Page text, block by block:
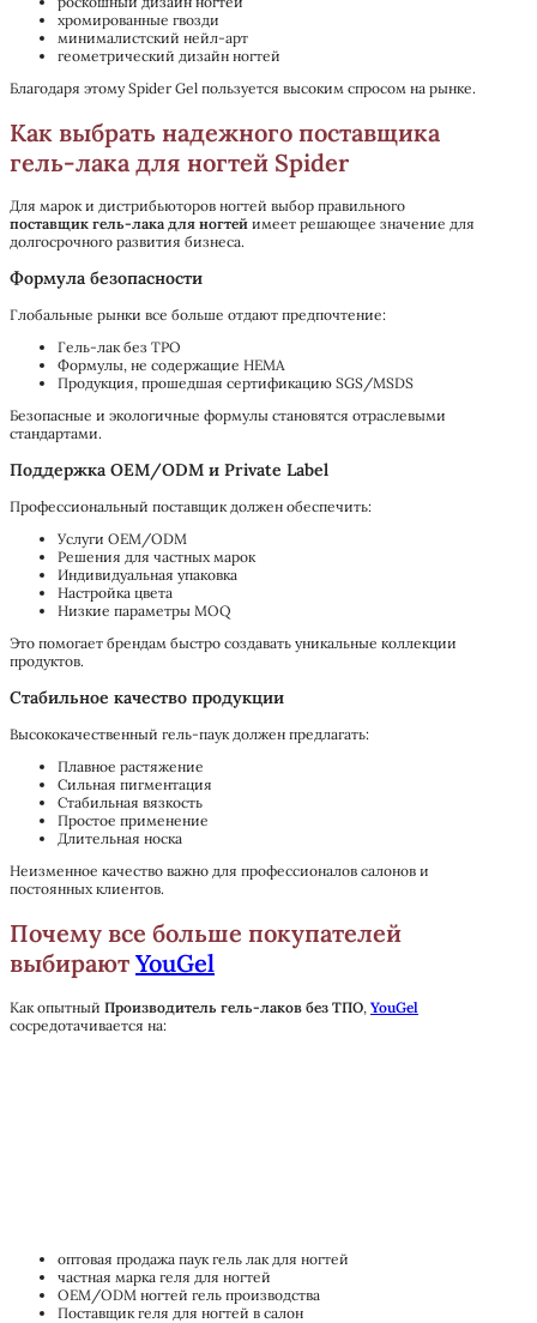
хромированные гвозди
минималистский нейл-арт
геометрический дизайн ногтей
Благодаря этому Spider Gel пользуется высоким спросом на рынке.
Как выбрать надежного поставщика
гель-лака для ногтей Spider
Для марок и дистрибьюторов ногтей выбор правильного
поставщик гель-лака для ногтей имеет решающее значение для
долгосрочного развития бизнеса.
Формула безопасности
Глобальные рынки все больше отдают предпочтение:
Гель-лак без TPO
Формулы, не содержащие HEMA
Продукция, прошедшая сертификацию SGS/MSDS
Безопасные и экологичные формулы становятся отраслевыми
стандартами.
Поддержка OEM/ODM и Private Label
Профессиональный поставщик должен обеспечить:
Услуги OEM/ODM
Решения для частных марок
Индивидуальная упаковка
Настройка цвета
Низкие параметры MOQ
Это помогает брендам быстро создавать уникальные коллекции
продуктов.
Стабильное качество продукции
Высококачественный гель-паук должен предлагать:
Плавное растяжение
Сильная пигментация
Стабильная вязкость
Простое применение
Длительная носка
Неизменное качество важно для профессионалов салонов и
постоянных клиентов.
Почему все больше покупателей
выбирают YouGel
Как опытный Производитель гель-лаков без ТПО, YouGel
сосредотачивается на:
оптовая продажа паук гель лак для ногтей
частная марка геля для ногтей
OEM/ODM ногтей гель производства
Поставщик геля для ногтей в салон